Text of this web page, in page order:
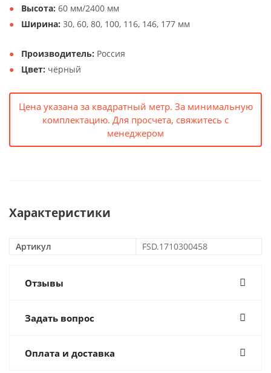
Высота: 60 мм/2400 мм
Ширина: 30, 60, 80, 100, 116, 146, 177 мм
Производитель: Россия
Цвет: чёрный
Цена указана за квадратный метр. За минимальную
комплектацию. Для просчета, свяжитесь с
менеджером
Характеристики
Артикул FSD.1710300458
Отзывы
Задать вопрос
Оплата и доставка